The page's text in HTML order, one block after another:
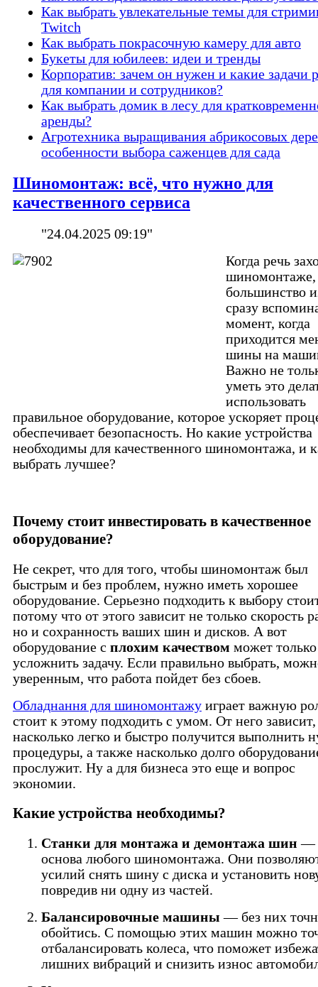
Как выбрать увлекательные темы для
Twitch
Как выбрать покрасочную камеру для авто
Букеты для юбилеев: идеи и тренды
Корпоратив: зачем он нужен и какие задачи
для компании и сотрудников?
Как выбрать домик в лесу для
аренды?
Агротехника выращивания абрикосовых
особенности выбора саженцев для сада
Шиномонтаж: всё, что нужно для
качественного сервиса
"24.04.2025 09:19"
Когда речь
шиномонтаже,
большинство
сразу
момент, когда
приходится
шины на
Важно не
уметь это
использовать
правильное оборудование, которое ускоряет
обеспечивает безопасность. Но какие устройства
необходимы для качественного шиномонтажа, и
выбрать лучшее?
Почему стоит инвестировать в качественное
оборудование?
Не секрет, что для того, чтобы шиномонтаж был
быстрым и без проблем, нужно иметь хорошее
оборудование. Серьезно подходить к выбору
потому что от этого зависит не только скорость
но и сохранность ваших шин и дисков. А вот
оборудование с плохим качеством может только
усложнить задачу. Если правильно выбрать,
уверенным, что работа пойдет без сбоев.
Обладнання для шиномонтажу играет важную
стоит к этому подходить с умом. От него зависит,
насколько легко и быстро получится выполнить
процедуры, а также насколько долго
прослужит. Ну а для бизнеса это еще и вопрос
экономии.
Какие устройства необходимы?
Станки для монтажа и демонтажа шин —
основа любого шиномонтажа. Они
усилий снять шину с диска и установить
повредив ни одну из частей.
Балансировочные машины — без них
обойтись. С помощью этих машин можно
отбалансировать колеса, что поможет
лишних вибраций и снизить износ